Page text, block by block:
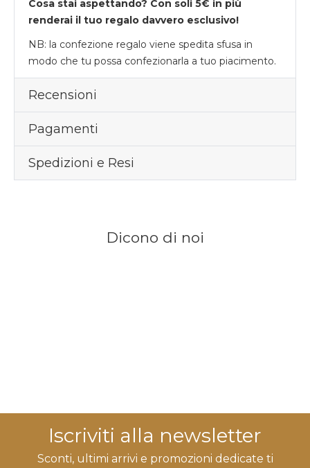
Cosa stai aspettando? Con soli 5€ in più
renderai il tuo regalo davvero esclusivo!
NB: la confezione regalo viene spedita sfusa in
modo che tu possa confezionarla a tuo piacimento.
Recensioni
Pagamenti
Spedizioni e Resi
Dicono di noi
Iscriviti alla newsletter
Sconti, ultimi arrivi e promozioni dedicate ti